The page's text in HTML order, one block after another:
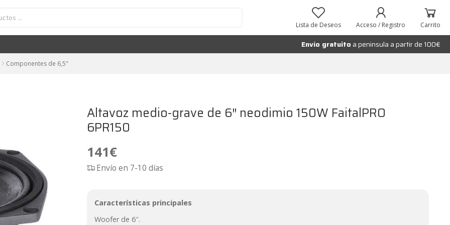
Lista de Deseos Acceso / Registro Carrito
Envío gratuito a peninsula a partir de 100€
Componentes de 6,5"
Altavoz medio-grave de 6″ neodimio 150W FaitalPRO
6PR150
141€
Envío en 7-10 días
Características principales
Woofer de 6″.
Añadir al carrito